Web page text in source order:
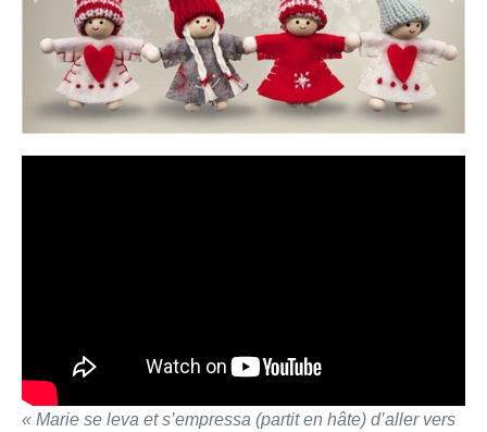
« Marie se leva et s’empressa (partit en hâte) d’aller vers